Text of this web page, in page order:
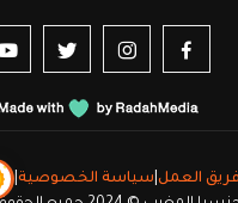
sur Facebook
فريق العمل سياسة الخصوصية |